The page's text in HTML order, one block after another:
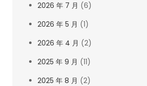
2026 年 7 月 (6)
2026 年 5 月 (1)
2026 年 4 月 (2)
2025 年 9 月 (11)
2025 年 8 月 (2)